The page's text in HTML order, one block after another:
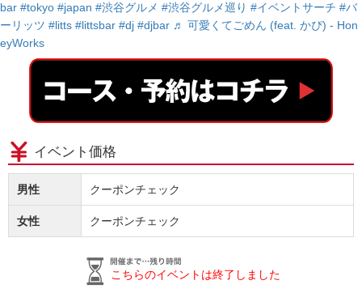
bar #tokyo #japan #渋谷グルメ #渋谷グルメ巡り #イベントサーチ #バ
ーリッツ #litts #littsbar #dj #djbar ♬ 可愛くてごめん (feat. かぴ) - Hon
eyWorks
イベント価格
男性 クーポンチェック
女性 クーポンチェック
こちらのイベントは終了しました